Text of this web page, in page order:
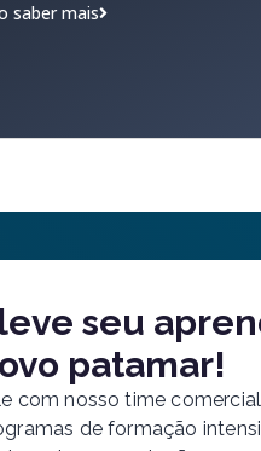
saber mais
seu
patamar!
com nosso time
de formação